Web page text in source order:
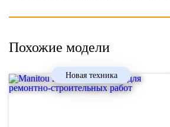
Похожие модели
Новая техника